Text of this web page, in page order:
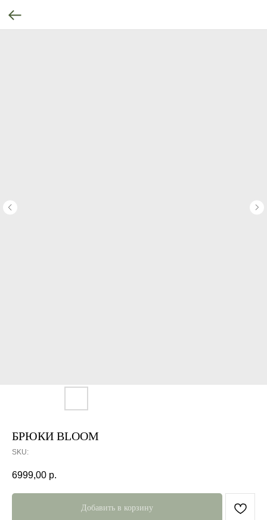
БРЮКИ BLOOM
SKU:
6999,00 р.
Добавить в корзину